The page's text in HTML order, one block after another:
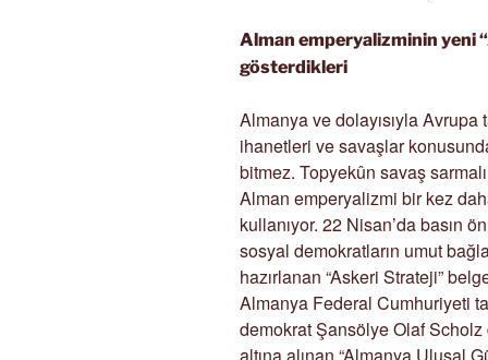
Alman emperyalizminin yeni
gösterdikleri
Almanya ve dolayısıyla
ihanetleri ve savaşlar
bitmez. Topyekûn savaş
Alman emperyalizmi bir kez
kullanıyor. 22 Nisan’da basın
sosyal demokratların umut
hazırlanan “Askeri Strateji”
Almanya Federal Cumhuriyeti
demokrat Şansölye Olaf